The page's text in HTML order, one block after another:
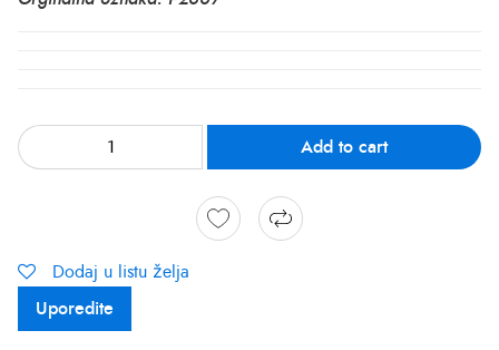
Add to cart
Dodaj u listu želja
Uporedite